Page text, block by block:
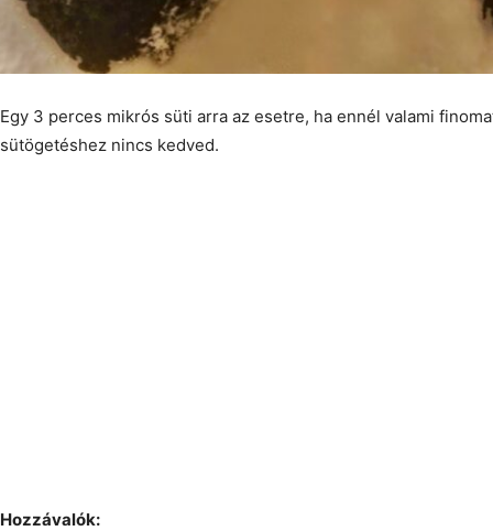
Egy 3 perces mikrós süti arra az esetre, ha ennél valami
sütögetéshez nincs kedved.
Hozzávalók: